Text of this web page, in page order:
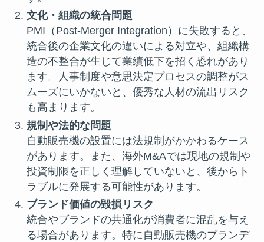
文化・組織の統合問題
PMI（Post-Merger Integration）に失敗すると、
統合後の企業文化の違いによる対立や、組織構
造の不整合が生じて業績低下を招く恐れがあり
ます。人事制度や意思決定プロセスの調整がス
ムーズにいかないと、優秀な人材の流出リスク
も高まります。
規制や法的な問題
自動販売機の設置には法規制がかかわるケース
があります。また、海外M&Aでは現地の規制や
投資制限を正しく理解していないと、後からト
ラブルに発展する可能性があります。
ブランド価値の毀損リスク
統合やブランドの共通化が消費者に混乱を与え
る場合があります。特に自動販売機のブランデ